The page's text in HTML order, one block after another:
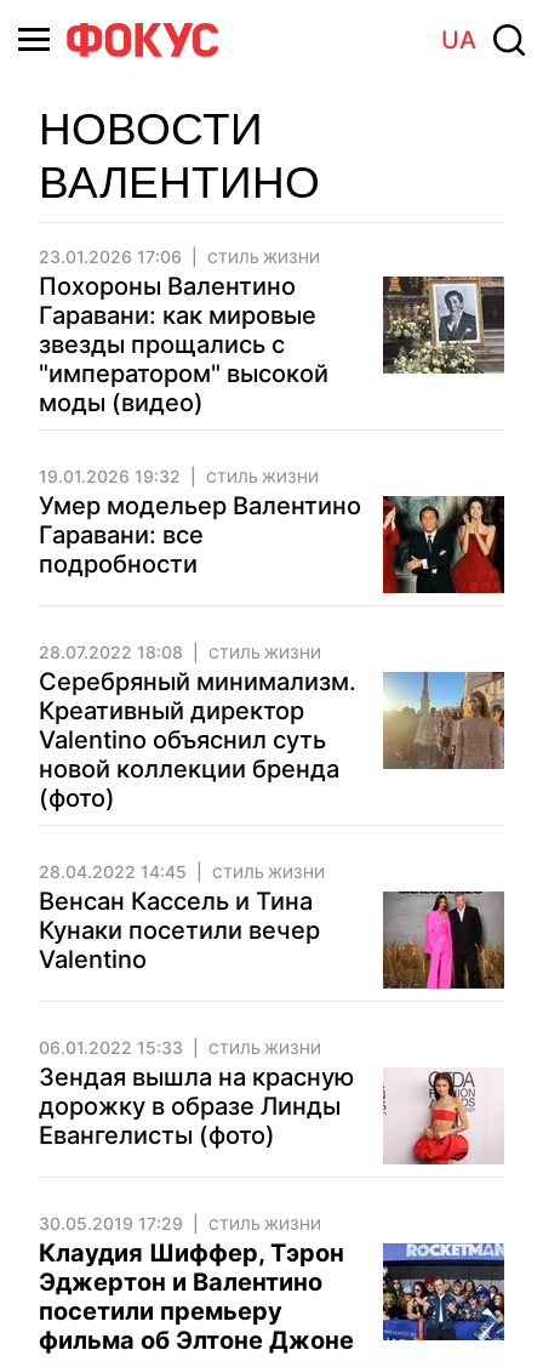
UA
НОВОСТИ
ВАЛЕНТИНО
23.01.2026 17:06 СТИЛЬ ЖИЗНИ
Похороны Валентино
Гаравани: как мировые
звезды прощались с
"императором" высокой
моды (видео)
19.01.2026 19:32 СТИЛЬ ЖИЗНИ
Умер модельер Валентино
Гаравани: все
подробности
28.07.2022 18:08 СТИЛЬ ЖИЗНИ
Серебряный минимализм.
Креативный директор
Valentino объяснил суть
новой коллекции бренда
(фото)
28.04.2022 14:45 СТИЛЬ ЖИЗНИ
Венсан Кассель и Тина
Кунаки посетили вечер
Valentino
06.01.2022 15:33 СТИЛЬ ЖИЗНИ
Зендая вышла на красную
дорожку в образе Линды
Евангелисты (фото)
30.05.2019 17:29 СТИЛЬ ЖИЗНИ
Клаудия Шиффер, Тэрон
Эджертон и Валентино
посетили премьеру
фильма об Элтоне Джоне